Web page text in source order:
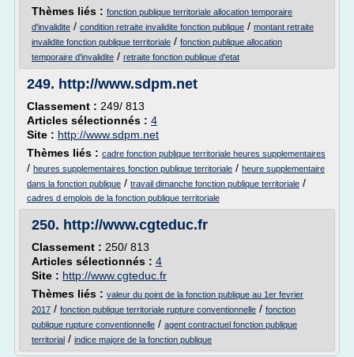
Thèmes liés : fonction publique territoriale allocation temporaire
d'invalidite / condition retraite invalidite fonction publique / montant retraite
invalidite fonction publique territoriale / fonction publique allocation
temporaire d'invalidite / retraite fonction publique d'etat
249. http://www.sdpm.net
Classement : 249/ 813
Articles sélectionnés : 4
Site : http://www.sdpm.net
Thèmes liés : cadre fonction publique territoriale heures supplementaires
/ heures supplementaires fonction publique territoriale / heure supplementaire
dans la fonction publique / travail dimanche fonction publique territoriale /
cadres d emplois de la fonction publique territoriale
250. http://www.cgteduc.fr
Classement : 250/ 813
Articles sélectionnés : 4
Site : http://www.cgteduc.fr
Thèmes liés : valeur du point de la fonction publique au 1er fevrier
2017 / fonction publique territoriale rupture conventionnelle / fonction
publique rupture conventionnelle / agent contractuel fonction publique
territorial / indice majore de la fonction publique